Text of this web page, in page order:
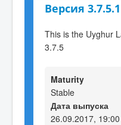
Версия 3.7.5.1
This is the Uyghur
3.7.5
Maturity
Stable
Дата выпуска
26.09.2017, 19:00